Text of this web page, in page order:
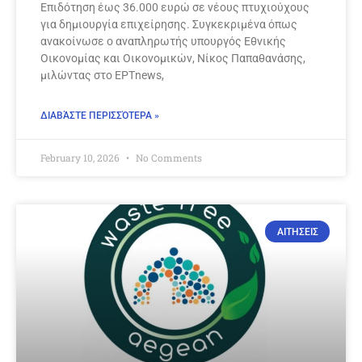
Επιδότηση έως 36.000 ευρώ σε νέους πτυχιούχους
για δημιουργία επιχείρησης. Συγκεκριμένα όπως
ανακοίνωσε ο αναπληρωτής υπουργός Εθνικής
Οικονομίας και Οικονομικών, Νίκος Παπαθανάσης,
μιλώντας στο ΕΡΤnews,
ΔΙΑΒΆΣΤΕ ΠΕΡΙΣΣΌΤΕΡΑ »
February 10, 2026 No Comments
ΑΙΤΗΣΕΙΣ